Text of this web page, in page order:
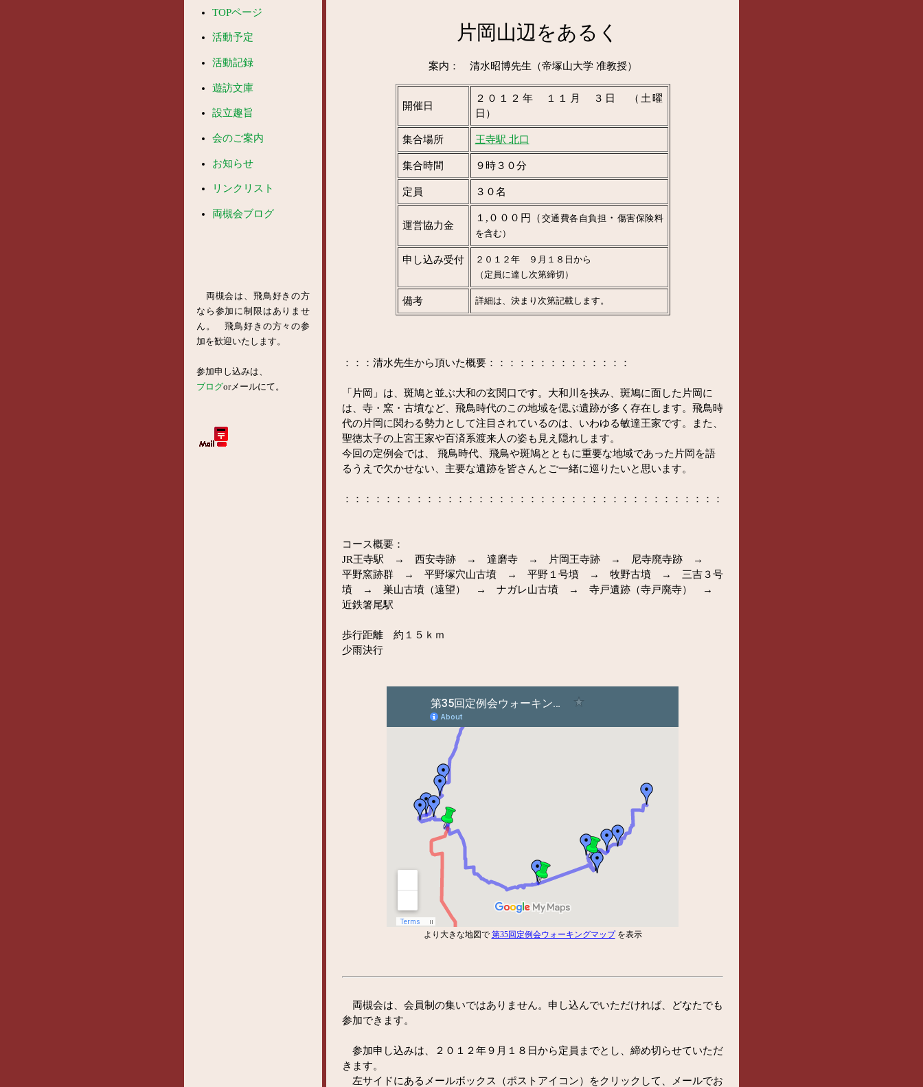
TOPページ
活動予定
活動記録
遊訪文庫
設立趣旨
会のご案内
お知らせ
リンクリスト
両槻会ブログ
両槻会は、飛鳥好きの方
なら参加に制限はありませ
ん。 飛鳥好きの方々の参
加を歓迎いたします。
参加申し込みは、
ブログorメールにて。
片岡山辺をあるく
案内： 清水昭博先生（帝塚山大学 准教授）
開催日
２０１２年 １１月 ３日 （土曜
日）
集合場所 王寺駅 北口
集合時間 ９時３０分
定員 ３０名
運営協力金
１,０００円（ 交通費各自負担 ・ 傷害保険料
を含む）
申し込み受付
２０１２年 ９月１８日から
（定員に達し次第締切）
備考 詳細は、決まり次第記載します。
：：：清水先生から頂いた概要：：：：：：：：：：：：：：
「片岡」は、斑鳩と並ぶ大和の玄関口です。大和川を挟み、斑鳩に面した片岡に
は、寺・窯・古墳など、飛鳥時代のこの地域を偲ぶ遺跡が多く存在します。飛鳥時
代の片岡に関わる勢力として注目されているのは、いわゆる敏達王家です。また、
聖徳太子の上宮王家や百済系渡来人の姿も見え隠れします。
今回の定例会では、 飛鳥時代、飛鳥や斑鳩とともに重要な地域であった片岡を語
るうえで欠かせない、主要な遺跡を皆さんとご一緒に巡りたいと思います。
：：：：：：：：：：：：：：：：：：：：：：：：：：：：：：：：：：：：：
コース概要：
JR王寺駅 → 西安寺跡 → 達磨寺 → 片岡王寺跡 → 尼寺廃寺跡 →
平野窯跡群 → 平野塚穴山古墳 → 平野１号墳 → 牧野古墳 → 三吉３号
墳 → 巣山古墳（遠望） → ナガレ山古墳 → 寺戸遺跡（寺戸廃寺） →
近鉄箸尾駅
歩行距離 約１５ｋｍ
少雨決行
より大きな地図で 第35回定例会ウォーキングマップを表示
両槻会は、会員制の集いではありません。申し込んでいただければ、どなたでも
参加できます。
参加申し込みは、２０１２年９月１８日から定員までとし、締め切らせていただ
きます。
左サイドにあるメールボックス（ポストアイコン）をクリックして、メールでお